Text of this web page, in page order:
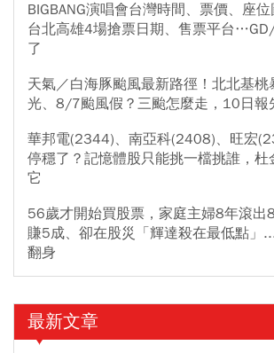
BIGBANG演唱會台灣時間、票價、座
台北高雄4場搶票日期、售票平台
了
天氣／白海豚颱風最新路徑！北北基桃
光、8/7颱風假？三颱怎麼走，10日報
華邦電(2344)、南亞科(2408)、旺宏
停穩了？記憶體股只能挑一檔挑誰，杜
它
56歲才開始買股票，家庭主婦8年滾出
賺5成、卻在股災「輝達殺在最低點」
翻身
最新文章